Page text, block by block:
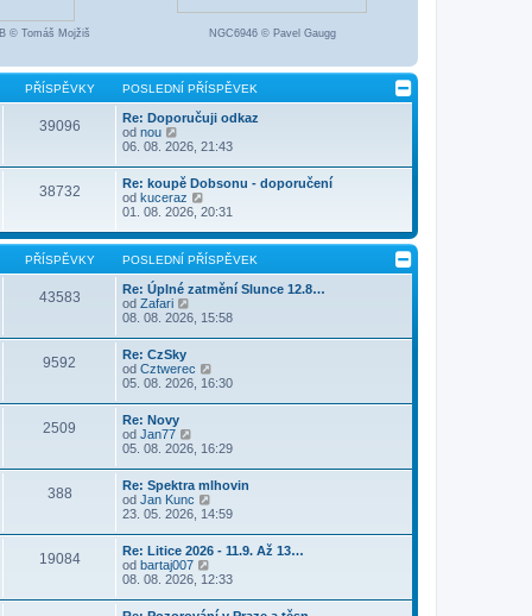
© Tomáš Mojžiš NGC6946 © Pavel Gaugg
PŘÍSPĚVKY POSLEDNÍ PŘÍSPĚVEK
39096
Re: Doporučuji odkaz
od nou
o
r
a
z
i
t
p
o
s
l
e
d
í
p
ř
í
s
p
ě
v
k
06. 08. 2026, 21:43
38732
Re: koupě Dobsonu - doporučení
od kuceraz
o
r
a
z
t
p
o
s
e
d
í
í
s
p
ě
v
k
01. 08. 2026, 20:31
PŘÍSPĚVKY POSLEDNÍ PŘÍSPĚVEK
43583
Re: Úplné zatmění Slunce 12.8…
od Zafari
o
r
z
i
t
o
s
e
d
n
í
ř
í
s
p
ě
08. 08. 2026, 15:58
9592
Re: CzSky
od Cztwerec
o
r
i
t
p
s
e
d
í
ř
05. 08. 2026, 16:30
2509
Re: Novy
od Jan77
o
r
a
z
i
t
p
o
s
l
e
05. 08. 2026, 16:29
388
Re: Spektra mlhovin
od Jan Kunc
o
r
a
i
t
p
23. 05. 2026, 14:59
19084
Re: Litice 2026 - 11.9. Až 13…
od bartaj007
o
r
08. 08. 2026, 12:33